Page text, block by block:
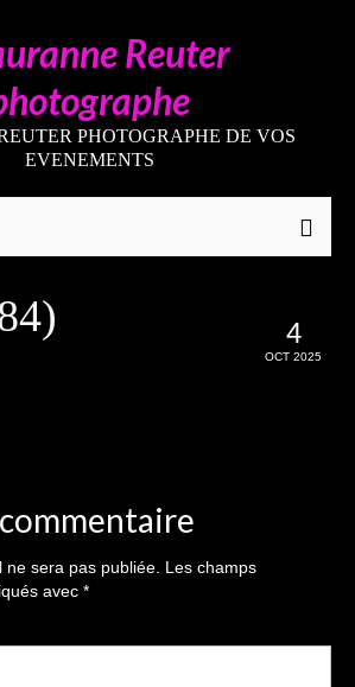
PHOTOGRAPHE DE VOS
EVENEMENTS
cake: 1 an / 2
4
OCT 2025
ne sera pas publiée. Les champs
avec *